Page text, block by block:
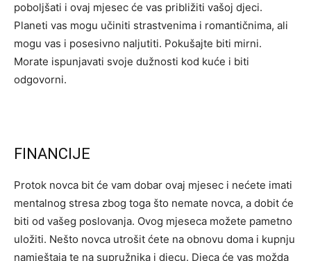
poboljšati i ovaj mjesec će vas približiti vašoj djeci.
Planeti vas mogu učiniti strastvenima i romantičnima, ali
mogu vas i posesivno naljutiti. Pokušajte biti mirni.
Morate ispunjavati svoje dužnosti kod kuće i biti
odgovorni.
FINANCIJE
Protok novca bit će vam dobar ovaj mjesec i nećete imati
mentalnog stresa zbog toga što nemate novca, a dobit će
biti od vašeg poslovanja. Ovog mjeseca možete pametno
uložiti. Nešto novca utrošit ćete na obnovu doma i kupnju
namještaja te na supružnika i djecu. Djeca će vas možda